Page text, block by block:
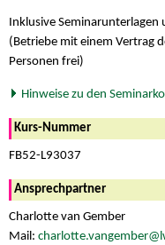
Inklusive Seminarunterlagen
(Betriebe mit einem Vertrag
Personen frei)
Hinweise zu den
Kurs-Nummer
FB52-L93037
Ansprechpartner
Charlotte van Gember
Mail: